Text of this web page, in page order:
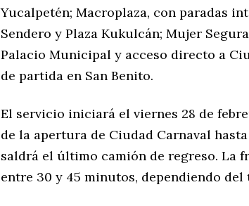
Yucalpetén; Macroplaza, con paradas
Sendero y Plaza Kukulcán; Mujer
Palacio Municipal y acceso directo a
de partida en San Benito.
El servicio iniciará el viernes 28 de
de la apertura de Ciudad Carnaval
saldrá el último camión de regreso. La
entre 30 y 45 minutos, dependiendo